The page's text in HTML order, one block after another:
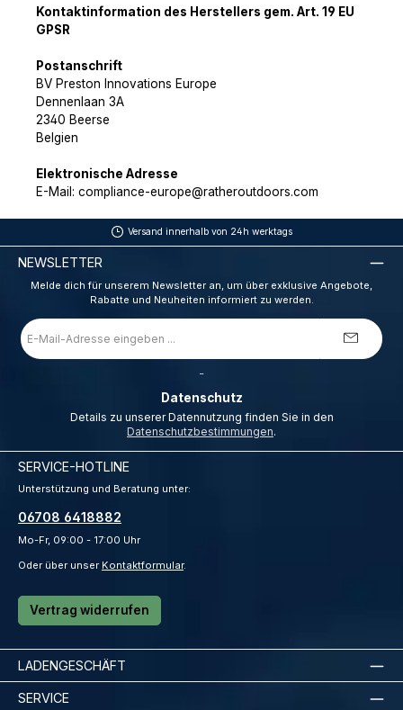
Kontaktinformation des Herstellers gem. Art. 19 EU
GPSR
Postanschrift
BV Preston Innovations Europe
Dennenlaan 3A
2340 Beerse
Belgien
Elektronische Adresse
E-Mail: compliance-europe@ratheroutdoors.com
Versand innerhalb von 24h werktags
NEWSLETTER
Melde dich für unserem Newsletter an, um über exklusive Angebote,
Rabatte und Neuheiten informiert zu werden.
E-
Mail-
Adresse
Datenschutz
Datenschutzbestimmungen.
SERVICE-HOTLINE
Unterstützung und Beratung unter:
06708 6418882
Mo-Fr, 09:00 - 17:00 Uhr
Oder über unser Kontaktformular.
Vertrag widerrufen
LADENGESCHÄFT
SERVICE